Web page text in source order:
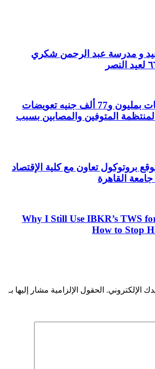
و مدرسة عبد الرحمن شكري
شحاتة يسلم شيكات بمليون و77 ألف جنيه تعويضات
المتوفين والمصابين بسبب
بروتوكول تعاون مع كلية الإقتصاد
القاهرة
Why I Still Use IBKR’s TWS
How to Stop
الإلكتروني. الحقول الإلزامية مشار إليها بـ